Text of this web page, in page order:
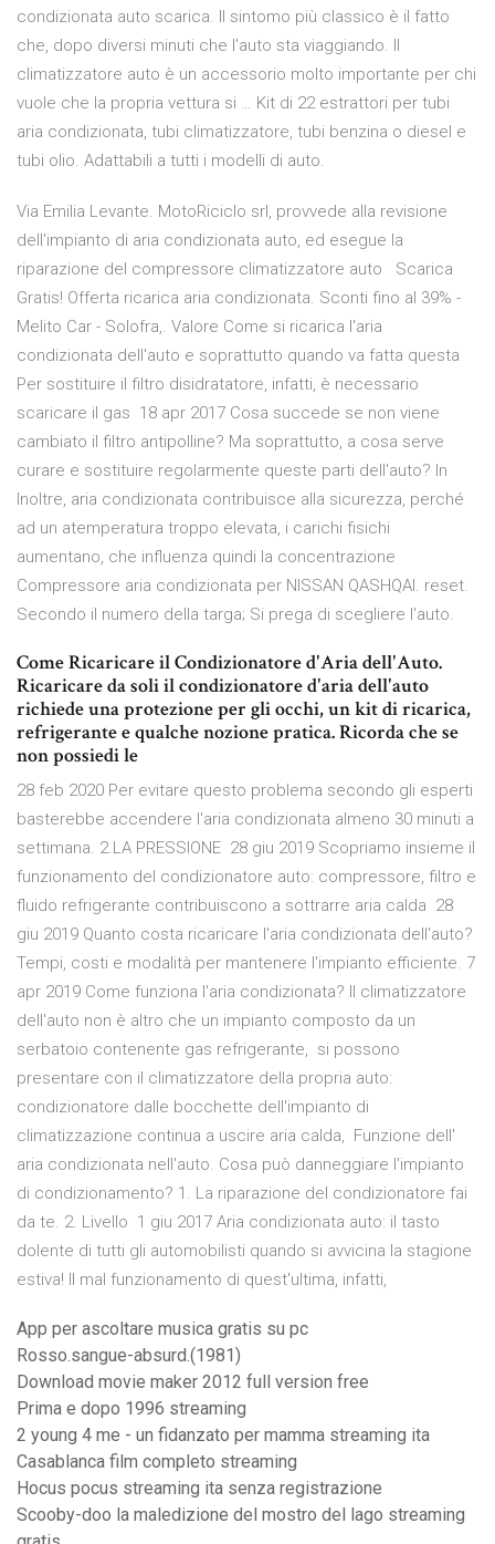
condizionata auto scarica. Il sintomo più classico è il fatto
che, dopo diversi minuti che l'auto sta viaggiando. Il
climatizzatore auto è un accessorio molto importante per chi
vuole che la propria vettura si … Kit di 22 estrattori per tubi
aria condizionata, tubi climatizzatore, tubi benzina o diesel e
tubi olio. Adattabili a tutti i modelli di auto.
Via Emilia Levante. MotoRiciclo srl, provvede alla revisione
dell'impianto di aria condizionata auto, ed esegue la
riparazione del compressore climatizzatore auto Scarica
Gratis! Offerta ricarica aria condizionata. Sconti fino al 39% -
Melito Car - Solofra,. Valore Come si ricarica l'aria
condizionata dell'auto e soprattutto quando va fatta questa
Per sostituire il filtro disidratatore, infatti, è necessario
scaricare il gas 18 apr 2017 Cosa succede se non viene
cambiato il filtro antipolline? Ma soprattutto, a cosa serve
curare e sostituire regolarmente queste parti dell'auto? In
Inoltre, aria condizionata contribuisce alla sicurezza, perché
ad un atemperatura troppo elevata, i carichi fisichi
aumentano, che influenza quindi la concentrazione
Compressore aria condizionata per NISSAN QASHQAI. reset.
Secondo il numero della targa; Si prega di scegliere l'auto.
Come Ricaricare il Condizionatore d'Aria dell'Auto.
Ricaricare da soli il condizionatore d'aria dell'auto
richiede una protezione per gli occhi, un kit di ricarica,
refrigerante e qualche nozione pratica. Ricorda che se
non possiedi le
28 feb 2020 Per evitare questo problema secondo gli esperti
basterebbe accendere l'aria condizionata almeno 30 minuti a
settimana. 2.LA PRESSIONE 28 giu 2019 Scopriamo insieme il
funzionamento del condizionatore auto: compressore, filtro e
fluido refrigerante contribuiscono a sottrarre aria calda 28
giu 2019 Quanto costa ricaricare l'aria condizionata dell'auto?
Tempi, costi e modalità per mantenere l'impianto efficiente. 7
apr 2019 Come funziona l'aria condizionata? Il climatizzatore
dell'auto non è altro che un impianto composto da un
serbatoio contenente gas refrigerante, si possono
presentare con il climatizzatore della propria auto:
condizionatore dalle bocchette dell'impianto di
climatizzazione continua a uscire aria calda, Funzione dell'
aria condizionata nell'auto. Cosa può danneggiare l'impianto
di condizionamento? 1. La riparazione del condizionatore fai
da te. 2. Livello 1 giu 2017 Aria condizionata auto: il tasto
dolente di tutti gli automobilisti quando si avvicina la stagione
estiva! Il mal funzionamento di quest'ultima, infatti,
App per ascoltare musica gratis su pc
Rosso.sangue-absurd.(1981)
Download movie maker 2012 full version free
Prima e dopo 1996 streaming
2 young 4 me - un fidanzato per mamma streaming ita
Casablanca film completo streaming
Hocus pocus streaming ita senza registrazione
Scooby-doo la maledizione del mostro del lago streaming